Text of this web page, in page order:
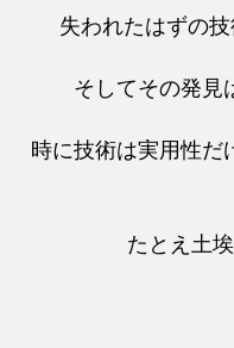
失われたはずの技
そしてその発見
時に技術は実用性だ
たとえ土